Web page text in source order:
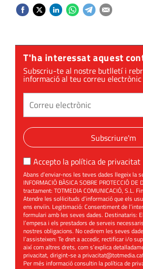
T'ha interessat aquest
Subscriu-te al nostre butlletí i
informació al teu correu electrònic
Subscriure'm
Accepto la política de privacitat
Abans d’enviar-nos les teves dades llegeix la
INFORMACIÓ BÀSICA SOBRE PROTECCIÓ
tractament: TOTMEDIA COMUNICACIÓ, S.L.
Atendre les sol·licituds d’informació que els
ens enviïn. Legitimació: Consentiment de
formulari amb les seves dades. Destinataris:
l’empesa i els prestadors de serveis
nostres obligacions. No cedirem les seves
l’assisteixen: Te dret a accedir, rectificar i/o
així com altres drets, com s’explica
privacitat, dirigint-se a
Per més informació consultin lapolítica de